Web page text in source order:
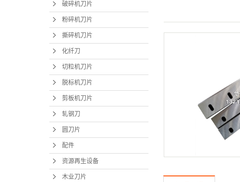
破碎机刀片
粉碎机刀片
撕碎机刀片
化纤刀
切粒机刀片
脱标机刀片
剪板机刀片
轧钢刀
圆刀片
配件
资源再生设备
木业刀片